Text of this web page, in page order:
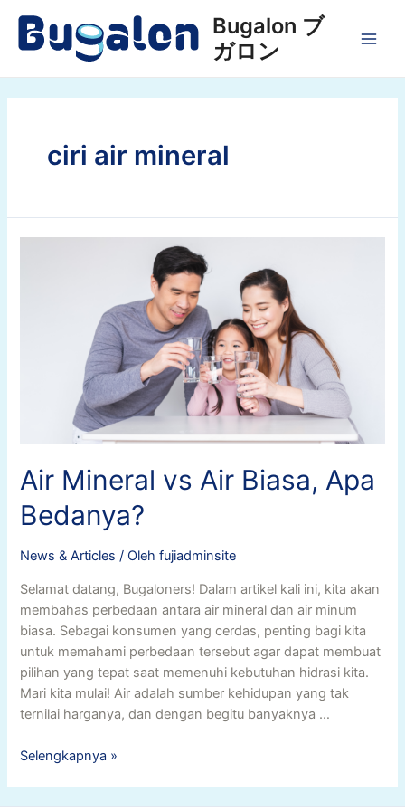
konten
Bugalon ブ
ガロン
ciri air mineral
Air Mineral vs Air Biasa, Apa
Bedanya?
News & Articles / Olehfujiadminsite
Selamat datang, Bugaloners! Dalam artikel kali ini, kita akan
membahas perbedaan antara air mineral dan air minum
biasa. Sebagai konsumen yang cerdas, penting bagi kita
untuk memahami perbedaan tersebut agar dapat membuat
pilihan yang tepat saat memenuhi kebutuhan hidrasi kita.
Mari kita mulai! Air adalah sumber kehidupan yang tak
ternilai harganya, dan dengan begitu banyaknya …
Air
Selengkapnya »